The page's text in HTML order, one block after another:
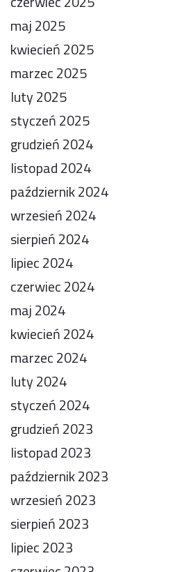
maj 2025
kwiecień 2025
marzec 2025
luty 2025
styczeń 2025
grudzień 2024
listopad 2024
październik 2024
wrzesień 2024
sierpień 2024
lipiec 2024
czerwiec 2024
maj 2024
kwiecień 2024
marzec 2024
luty 2024
styczeń 2024
grudzień 2023
listopad 2023
październik 2023
wrzesień 2023
sierpień 2023
lipiec 2023